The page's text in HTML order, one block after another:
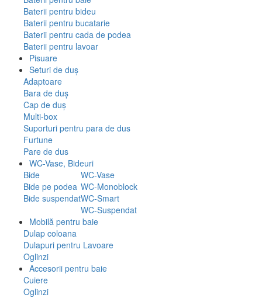
Baterii pentru bideu
Baterii pentru bucatarie
Baterii pentru cada de podea
Baterii pentru lavoar
Pisuare
Seturi de duș
Adaptoare
Bara de duș
Cap de duș
Multi-box
Suporturi pentru para de dus
Furtune
Pare de dus
WC-Vase, Bideuri
Bide
Bide pe podea
Bide suspendat
WC-Vase
WC-Monoblock
WC-Smart
WC-Suspendat
Mobilă pentru baie
Dulap coloana
Dulapuri pentru Lavoare
Oglinzi
Accesorii pentru baie
Cuiere
Oglinzi